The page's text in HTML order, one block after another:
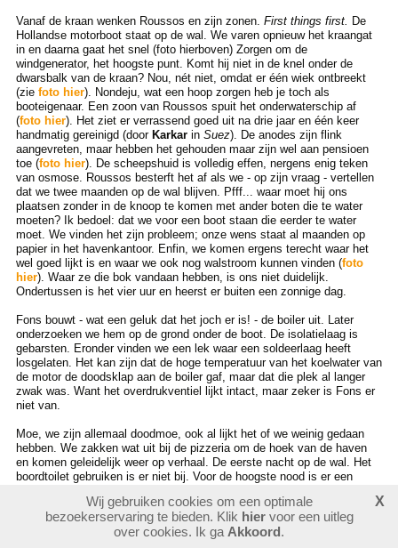
Vanaf de kraan wenken Roussos en zijn zonen. First things first.
De
Hollandse motorboot staat op de wal. We varen opnieuw het kraangat
in en daarna gaat het snel (foto hierboven) Zorgen om de
windgenerator, het hoogste punt. Komt hij niet in de knel onder de
dwarsbalk van de kraan? Nou, nét niet, omdat er één wiek ontbreekt
(zie foto hier). Nondeju, wat een hoop zorgen heb je toch als
booteigenaar. Een zoon van Roussos spuit het onderwaterschip af
(foto hier). Het ziet er verrassend goed uit na drie jaar en één keer
handmatig gereinigd (doorKarkarin Suez). De anodes zijn flink
aangevreten, maar hebben het gehouden maar zijn wel aan pensioen
toe (foto hier). De scheepshuid is volledig effen, nergens enig teken
van osmose. Roussos besterft het af als we - op zijn vraag - vertellen
dat we twee maanden op de wal blijven. Pfff... waar moet hij ons
plaatsen zonder in de knoop te komen met ander boten die te water
moeten? Ik bedoel: dat we voor een boot staan die eerder te water
moet. We vinden het zijn probleem; onze wens staat al maanden op
papier in het havenkantoor. Enfin, we komen ergens terecht waar het
wel goed lijkt is en waar we ook nog walstroom kunnen vinden (foto
hier). Waar ze die bok vandaan hebben, is ons niet duidelijk.
Ondertussen is het vier uur en heerst er buiten een zonnige dag.
Fons bouwt - wat een geluk dat het joch er is! - de boiler uit. Later
onderzoeken we hem op de grond onder de boot. De isolatielaag is
gebarsten. Eronder vinden we een lek waar een soldeerlaag heeft
losgelaten. Het kan zijn dat de hoge temperatuur van het koelwater van
de motor de doodsklap aan de boiler gaf, maar dat die plek al langer
zwak was. Want het overdrukventiel lijkt intact, maar zeker is Fons er
niet van.
Moe, we zijn allemaal doodmoe, ook al lijkt het of we weinig gedaan
hebben. We zakken wat uit bij de pizzeria om de hoek van de haven
en komen geleidelijk weer op verhaal. De eerste nacht op de wal. Het
boordtoilet gebruiken is er niet bij. Voor de hoogste nood is er een
komt nog telefoon vanGeert & Ine. Die zijn inTilos, 120 mijlen in 22
uur, eerst veel wind (Bf 6), later weinig (Bf 1), alles op de genua. Mij
loopt het hoofd inmiddels zodanig om dat ik geloof van alles te
Wij gebruiken cookies om een optimale
bezoekerservaring te bieden. Klik hiervoor een uitleg
over cookies. Ik ga Akkoord.
X